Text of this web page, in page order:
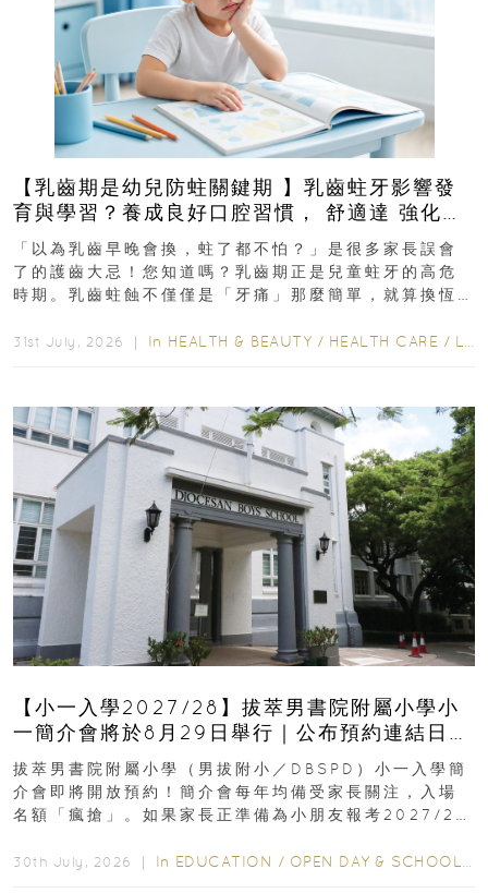
【乳齒期是幼兒防蛀關鍵期 】乳齒蛀牙影響發
育與學習？養成良好口腔習慣， 舒適達 強化琺
瑯質 兒童牙膏防護指南
「以為乳齒早晚會換，蛀了都不怕？」是很多家長誤會
了的護齒大忌！您知道嗎？乳齒期正是兒童蛀牙的高危
時期。乳齒蛀蝕不僅僅是「牙痛」那麼簡單，就算換恆
31st July, 2026 ｜ In HEALTH & BEAUTY / HEALTH CARE / LIFESTYLE
【小一入學2027/28】拔萃男書院附屬小學小
一簡介會將於8月29日舉行｜公布預約連結日期
｜更設有網上重溫
拔萃男書院附屬小學（男拔附小／DBSPD）小一入學簡
介會即將開放預約！簡介會每年均備受家長關注，入場
名額「瘋搶」。如果家長正準備為小朋友報考2027/28
30th July, 2026 ｜ In EDUCATION / OPEN DAY & SCHOOL EVENTS